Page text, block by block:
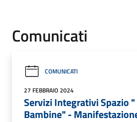
Comunicati
COMUNICATI
27 FEBBRAIO 2024
Servizi Integrativi Spazio
Bambine" -